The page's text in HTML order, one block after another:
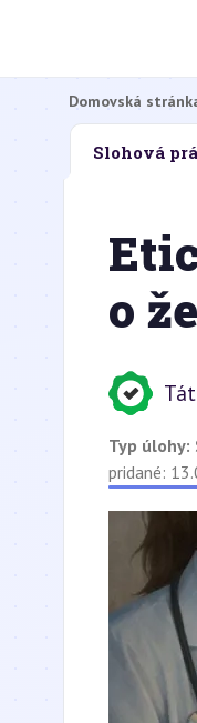
Domovská
Slohová
o
Typ úlohy:
pridané: